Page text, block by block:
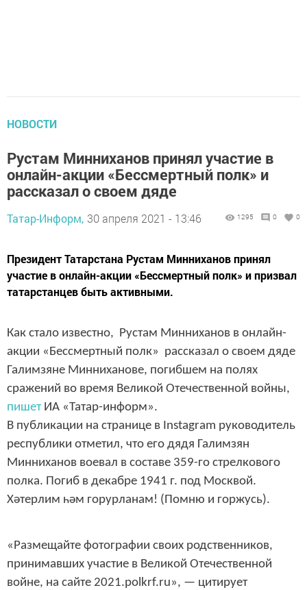
НОВОСТИ
Рустам Минниханов принял участие в
онлайн-акции «Бессмертный полк» и
рассказал о своем дяде
Татар-Информ, 30 апреля 2021 - 13:46 1295 0 0
Президент Татарстана Рустам Минниханов принял
участие в онлайн-акции «Бессмертный полк» и призвал
татарстанцев быть активными.
Как стало известно, Рустам Минниханов в онлайн-
акции «Бессмертный полк» рассказал о своем дяде
Галимзяне Минниханове, погибшем на полях
сражений во время Великой Отечественной войны,
пишет ИА «Татар-информ».
В публикации на странице в Instagram руководитель
республики отметил, что его дядя Галимзян
Минниханов воевал в составе 359-го стрелкового
полка. Погиб в декабре 1941 г. под Москвой.
Хәтерлим һәм горурланам! (Помню и горжусь).
«Размещайте фотографии своих родственников,
принимавших участие в Великой Отечественной
войне, на сайте 2021.polkrf.ru», — цитирует